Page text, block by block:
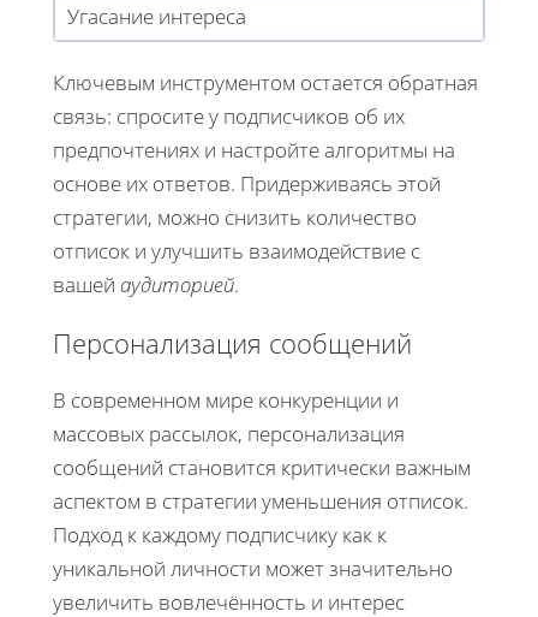
Угасание интереса
Ключевым инструментом остается обратная
связь: спросите у подписчиков об их
предпочтениях и настройте алгоритмы на
основе их ответов. Придерживаясь этой
стратегии, можно снизить количество
отписок и улучшить взаимодействие с
вашей аудиторией.
Персонализация сообщений
В современном мире конкуренции и
массовых рассылок, персонализация
сообщений становится критически важным
аспектом в стратегии уменьшения отписок.
Подход к каждому подписчику как к
уникальной личности может значительно
увеличить вовлечённость и интерес